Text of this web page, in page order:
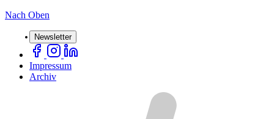
Nach Oben
Newsletter
Impressum
Archiv